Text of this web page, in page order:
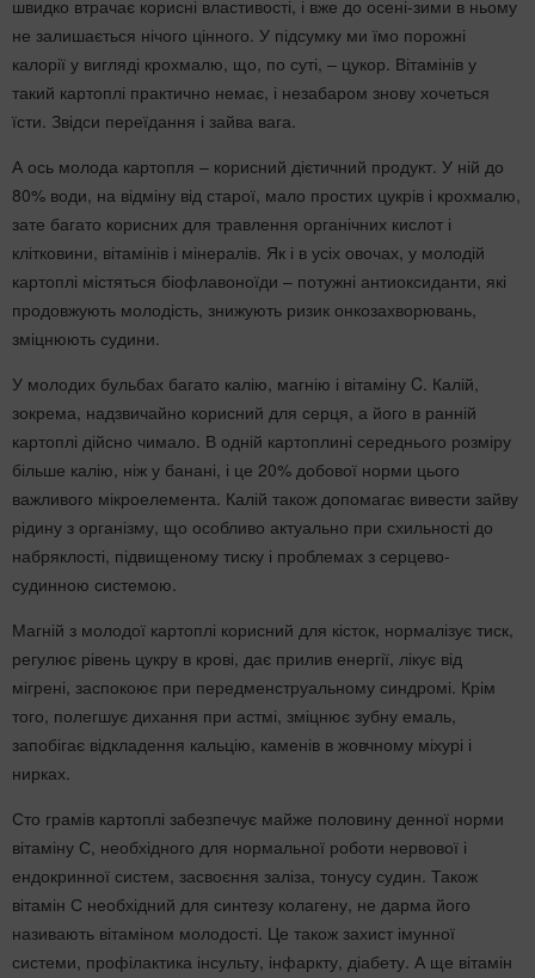
швидко втрачає корисні властивості, і вже до осені-зими в ньому
не залишається нічого цінного. У підсумку ми їмо порожні
калорії у вигляді крохмалю, що, по суті, – цукор. Вітамінів у
такий картоплі практично немає, і незабаром знову хочеться
їсти. Звідси переїдання і зайва вага.
А ось молода картопля – корисний дієтичний продукт. У ній до
80% води, на відміну від старої, мало простих цукрів і крохмалю,
зате багато корисних для травлення органічних кислот і
клітковини, вітамінів і мінералів. Як і в усіх овочах, у молодій
картоплі містяться біофлавоноїди – потужні антиоксиданти, які
продовжують молодість, знижують ризик онкозахворювань,
зміцнюють судини.
У молодих бульбах багато калію, магнію і вітаміну C. Калій,
зокрема, надзвичайно корисний для серця, а його в ранній
картоплі дійсно чимало. В одній картоплині середнього розміру
більше калію, ніж у банані, і це 20% добової норми цього
важливого мікроелемента. Калій також допомагає вивести зайву
рідину з організму, що особливо актуально при схильності до
набряклості, підвищеному тиску і проблемах з серцево-
судинною системою.
Магній з молодої картоплі корисний для кісток, нормалізує тиск,
регулює рівень цукру в крові, дає прилив енергії, лікує від
мігрені, заспокоює при передменструальному синдромі. Крім
того, полегшує дихання при астмі, зміцнює зубну емаль,
запобігає відкладення кальцію, каменів в жовчному міхурі і
нирках.
Сто грамів картоплі забезпечує майже половину денної норми
вітаміну С, необхідного для нормальної роботи нервової і
ендокринної систем, засвоєння заліза, тонусу судин. Також
вітамін С необхідний для синтезу колагену, не дарма його
називають вітаміном молодості. Це також захист імунної
системи, профілактика інсульту, інфаркту, діабету. А ще вітамін